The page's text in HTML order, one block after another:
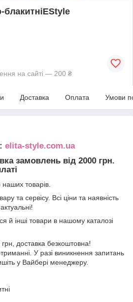
блакитніEStyle
на сайті — 200 ₴
Доставка Оплата Умови
elita-style.com.ua
замовлень від 2000 грн.
товарів.
та сервісу. Всі ціни та наявність
й інші товари в нашому каталозі
доставка безкоштовна!
У разі виникнення запитань
у Вайбері менеджеру.